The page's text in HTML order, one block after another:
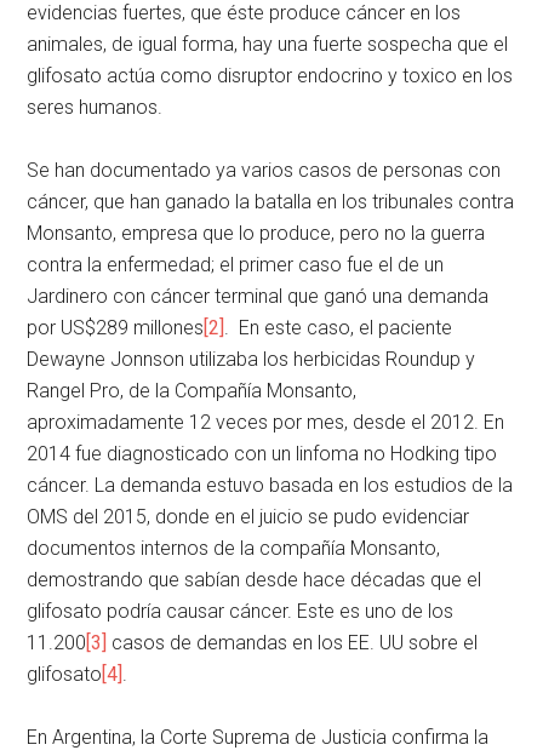
evidencias fuertes, que éste produce cáncer en los
animales, de igual forma, hay una fuerte sospecha que el
glifosato actúa como disruptor endocrino y toxico en los
seres humanos.
Se han documentado ya varios casos de personas con
cáncer, que han ganado la batalla en los tribunales contra
Monsanto, empresa que lo produce, pero no la guerra
contra la enfermedad; el primer caso fue el de un
Jardinero con cáncer terminal que ganó una demanda
por US$289 millones [2] . En este caso, el paciente
Dewayne Jonnson utilizaba los herbicidas Roundup y
Rangel Pro, de la Compañía Monsanto,
aproximadamente 12 veces por mes, desde el 2012. En
2014 fue diagnosticado con un linfoma no Hodking tipo
cáncer. La demanda estuvo basada en los estudios de la
OMS del 2015, donde en el juicio se pudo evidenciar
documentos internos de la compañía Monsanto,
demostrando que sabían desde hace décadas que el
glifosato podría causar cáncer. Este es uno de los
11.200 [3] casos de demandas en los EE. UU sobre el
glifosato [4] .
En Argentina, la Corte Suprema de Justicia confirma la